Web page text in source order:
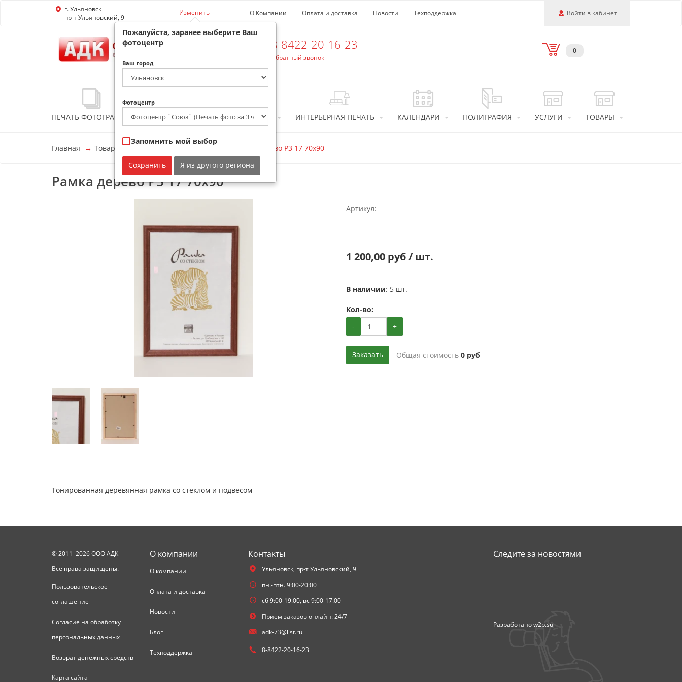
Перейти к основной информации
г. Ульяновск
пр-т Ульяновский, 9
Изменить О Компании Оплата и доставка Новости Техподдержка Войти в кабинет
8-8422-20-16-23
Обратный звонок
0
ПЕЧАТЬ ФОТОГРАФИЙ ФОТОКНИГИ ФОТОСУВЕНИРЫ ИНТЕРЬЕРНАЯ ПЕЧАТЬ КАЛЕНДАРИ ПОЛИГРАФИЯ УСЛУГИ ТОВАРЫ
Главная Товары Деревянные фоторамки Рамка дерево Р3 17 70х90
Рамка дерево Р3 17 70х90
Артикул:
1 200,00 руб / шт.
В наличии: 5 шт.
Кол-во:
-
+
Заказать Общая стоимость 0 руб
Тонированная деревянная рамка со стеклом и подвесом
© 2011–2026 ООО АДК
Все права защищены.
Пользовательское
соглашение
Согласие на обработку
персональных данных
Возврат денежных средств
Карта сайта
О компании
О компании
Оплата и доставка
Новости
Блог
Техподдержка
Контакты
Ульяновск, пр-т Ульяновский, 9
пн.-птн. 9:00-20:00
сб 9:00-19:00, вс 9:00-17:00
Прием заказов онлайн: 24/7
adk-73@list.ru
8-8422-20-16-23
Следите за новостями
Разработаноw2p.su
Пожалуйста, заранее выберите Ваш
фотоцентр
Ваш город
Фотоцентр
Запомнить мой выбор
Сохранить Я из другого региона